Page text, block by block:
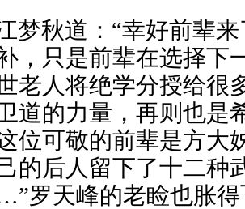
梦秋道：“幸好前辈
，只是前辈在选择下
老人将绝学分授给很
道的力量，再则也是
位可敬的前辈是方大
的后人留下了十二种
罗天峰的老睑也胀